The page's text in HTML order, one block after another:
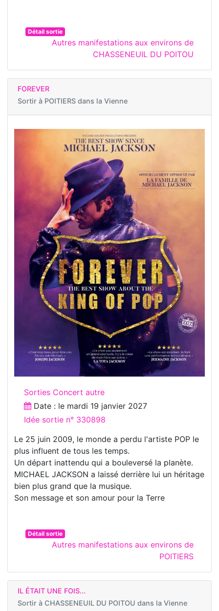
Détail sortie
Autres manifestations aux environs de
CHASSENEUIL DU POITOU
FOREVER
Sortir à POITIERS dans la Vienne
Sorties Concert autre
Date : le mardi 19 janvier 2027
Idée sortie n° 330898
Le 25 juin 2009, le monde a perdu l'artiste POP le
plus influent de tous les temps.
Un départ inattendu qui a bouleversé la planète.
MICHAEL JACKSON a laissé derrière lui un héritage
bien plus grand que la musique.
Son message et son amour pour la Terre
Détail sortie
Autres manifestations aux environs de
POITIERS
IL ÉTAIT UNE FOIS...
Sortir à CHASSENEUIL DU POITOU dans la Vienne